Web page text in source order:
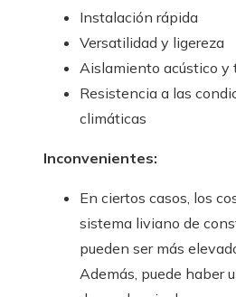
Instalación rápida
Versatilidad y ligereza
Aislamiento acústico y
Resistencia a las
climáticas
Inconvenientes:
En ciertos casos, los
sistema liviano de
pueden ser más
Además, puede haber